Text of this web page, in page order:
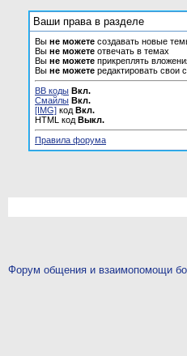
Ваши права в разделе
Вы не можете создавать новые
Вы не можете отвечать в темах
Вы не можете прикреплять
Вы не можете редактировать свои
BB коды Вкл.
Смайлы Вкл.
[IMG] код Вкл.
HTML код Выкл.
Правила форума
Форум общения и взаимопомощи